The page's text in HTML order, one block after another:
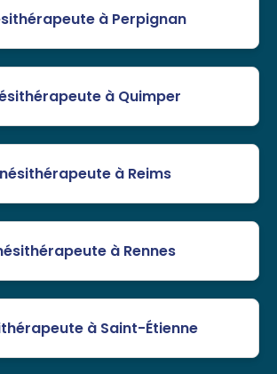
à Perpignan
à Quimper
à Reims
à Rennes
à Saint-Étienne